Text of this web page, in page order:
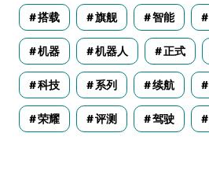
搭载 旗舰 智能
机器 机器人 正式
科技 系列 续航
荣耀 评测 驾驶